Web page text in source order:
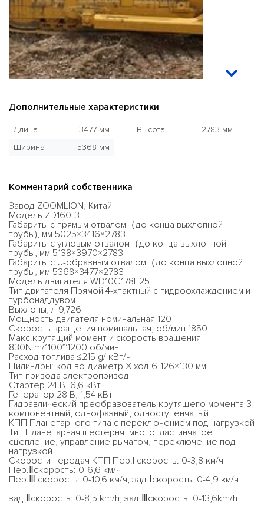
Дополнительные характеристики
Длина
3477 мм
Ширина
5368 мм
Высота 2783 мм
Комментарий собственника
Завод ZOOMLION, Китай
Модель ZD160-3
Габариты с прямым отвалом（до конца выхлопной
трубы), мм 5025×3416×2783
Габариты с угловым отвалом（до конца выхлопной
трубы, мм 5138×3970×2783
Габариты с U-образным отвалом（до конца выхлопной
трубы, мм 5368×3477×2783
Модель двигателя WD10G178E25
Тип двигателя Прямой 4-хтактный с гидроохлаждением и
турбонаддувом
Выхлопы, л 9,726
Мощность двигателя номинальная 120
Скорость вращения номинальная, об/мин 1850
Макс.крутящий момент и скорость вращения
830N.m/1100~1200 об/мин
Расход топлива ≤215 g/ кВт/ч
Цилиндры: кол-во-диаметр Х ход 6-126×130 мм
Тип привода электропривод
Cтартер 24 В, 6,6 кВт
Генератор 28 В, 1,54 кВт
Гидравлический преобразователь крутящего момента 3-
компонентный, однофазный, одноступенчатый
КПП Планетарного типа с переключением под нагрузкой
Тип Планетарная шестерня, многопластинчатое
сцепление, управление рычагом, переключение под
нагрузкой.
Скорости передач КПП Пер.I скорость: 0-3,8 км/ч
Пер.Ⅱскорость: 0-6,6 км/ч
Пер.Ⅲ скорость: 0-10,6 км/ч, зад.Ⅰскорость: 0-4,9 км/ч
зад.Ⅱскорость: 0-8,5 km/h, зад.Ⅲскорость: 0-13,6km/h